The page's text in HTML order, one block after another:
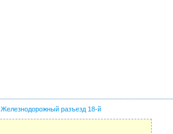
Железнодорожный разъезд 18-й